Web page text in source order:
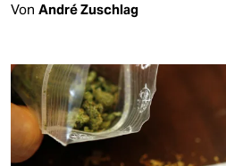
Von André Zuschlag